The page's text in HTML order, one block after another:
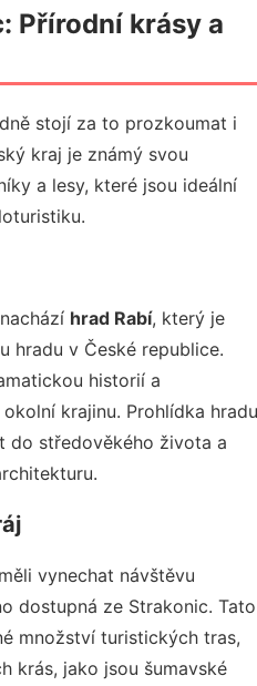
Přírodní krásy a
stojí za to prozkoumat i
kraj je známý svou
a lesy, které jsou ideální
hrad Rabí, který je
hradu v České republice.
historií a
krajinu. Prohlídka hradu
do středověkého života a
vynechat návštěvu
dostupná ze Strakonic. Tato
množství turistických tras,
krás, jako jsou šumavské